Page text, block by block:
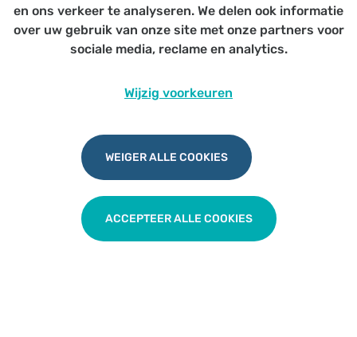
Durmestreek
TERUG NAAR OVERZICHT
en ons verkeer te analyseren. We delen ook informatie
over uw gebruik van onze site met onze partners voor
sociale media, reclame en analytics.
Wijzig voorkeuren
WEIGER ALLE COOKIES
ACCEPTEER ALLE COOKIES